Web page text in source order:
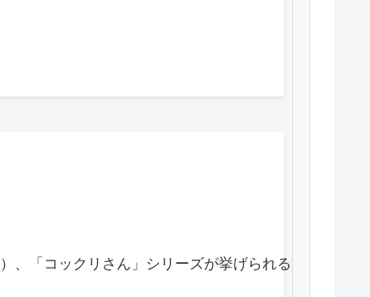
コックリさん」シリーズが挙げられるが、中心は